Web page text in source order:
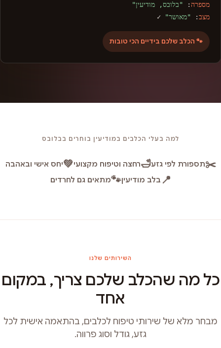
מספרה: "בלובס, מודיעין"
מצב: "מאושר" ✓
🐾 הכלב שלכם בידיים הכי טובות
למה בעלי הכלבים במודיעין בוחרים בבלובס
✂️תספורת לפי גזע🛁רחצה וטיפוח מקצועי💚יחס אישי ובאהבה
📍 בלב מודיעין🐾מתאים גם לחרדים
השירותים שלנו
כל מה שהכלב שלכם צריך, במקום
אחד
מבחר מלא של שירותי טיפוח לכלבים, בהתאמה אישית לכל
גזע, גודל וסוג פרווה.